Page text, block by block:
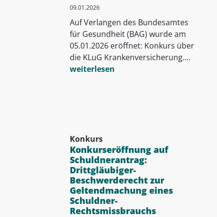
09.01.2026
Auf Verlangen des Bundesamtes
für Gesundheit (BAG) wurde am
05.01.2026 eröffnet: Konkurs über
die KLuG Krankenversicherung....
weiterlesen
Konkurs
Konkurseröffnung auf
Schuldnerantrag:
Drittgläubiger-
Beschwerderecht zur
Geltendmachung eines
Schuldner-
Rechtsmissbrauchs